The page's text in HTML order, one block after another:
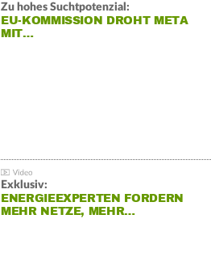
Zu hohes Suchtpotenzial:
EU-KOMMISSION DROHT META
MIT…
Exklusiv:
ENERGIEEXPERTEN FORDERN
MEHR NETZE, MEHR…